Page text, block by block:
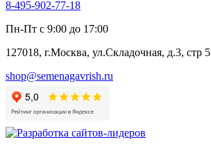
8-495-902-77-18
Пн-Пт с 9:00 до 17:00
127018, г.Москва, ул.Складочная, д.3, стр 5
shop@semenagavrish.ru